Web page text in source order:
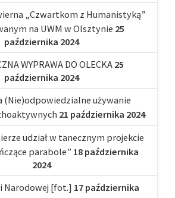
„Czwartkom z Humanistyką”
na UWM w Olsztynie 25
października 2024
WYPRAWA DO OLECKA 25
października 2024
(Nie)odpowiedzialne używanie
21 października 2024
udział w tanecznym projekcie
parabole” 18 października
2024
Narodowej [fot.] 17 października